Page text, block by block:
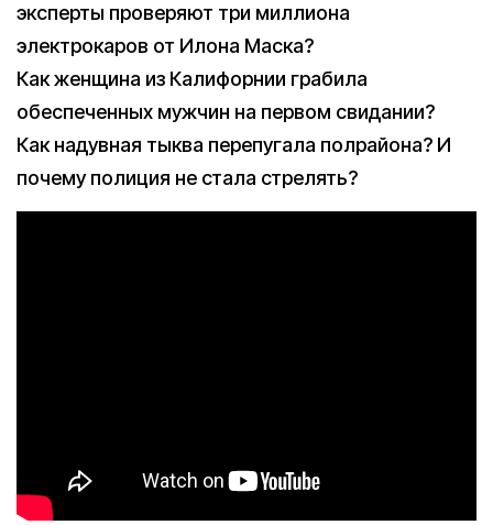
эксперты проверяют три миллиона
электрокаров от Илона Маска?
Как женщина из Калифорнии грабила
обеспеченных мужчин на первом свидании?
Как надувная тыква перепугала полрайона? И
почему полиция не стала стрелять?